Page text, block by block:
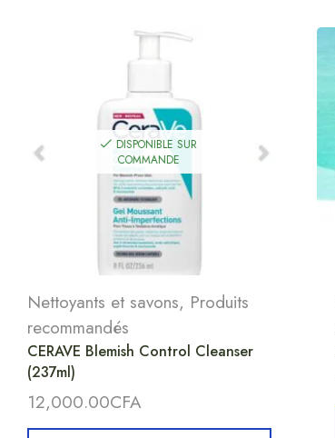
DISPONIBLE SUR
COMMANDE
Nettoyants et savons, Produits
recommandés
CERAVE Blemish Control Cleanser
(237ml)
12,000.00CFA